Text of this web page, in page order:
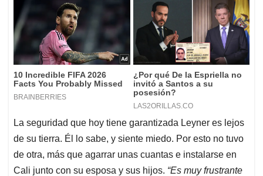
La seguridad que hoy tiene garantizada Leyner es lejos
de su tierra. Él lo sabe, y siente miedo. Por esto no tuvo
de otra, más que agarrar unas cuantas e instalarse en
Cali junto con su esposa y sus hijos. “Es muy frustrante